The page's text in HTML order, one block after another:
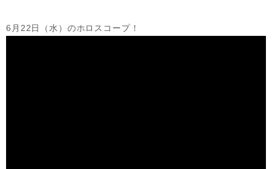
6月22日（水）のホロスコープ！